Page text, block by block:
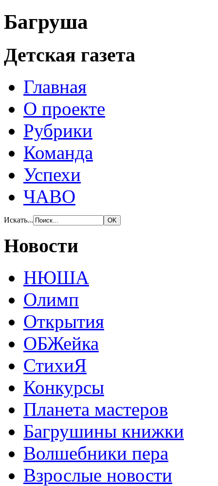
Багруша
Детская газета
Главная
О проекте
Рубрики
Команда
Успехи
ЧАВО
Искать...
Новости
НЮША
Олимп
Открытия
ОБЖейка
СтихиЯ
Конкурсы
Планета мастеров
Багрушины книжки
Волшебники пера
Взрослые новости